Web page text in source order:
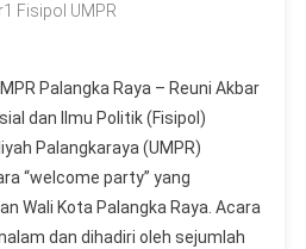
Fisipol UMPR
Palangka Raya – Reuni Akbar
dan Ilmu Politik (Fisipol)
Palangkaraya (UMPR)
“welcome party” yang
Wali Kota Palangka Raya. Acara
dan dihadiri oleh sejumlah